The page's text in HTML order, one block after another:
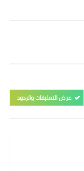
عرض التعليقات والردود